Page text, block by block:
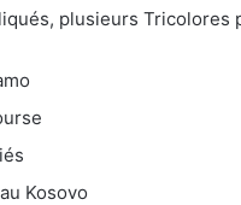
plusieurs
Kosovo